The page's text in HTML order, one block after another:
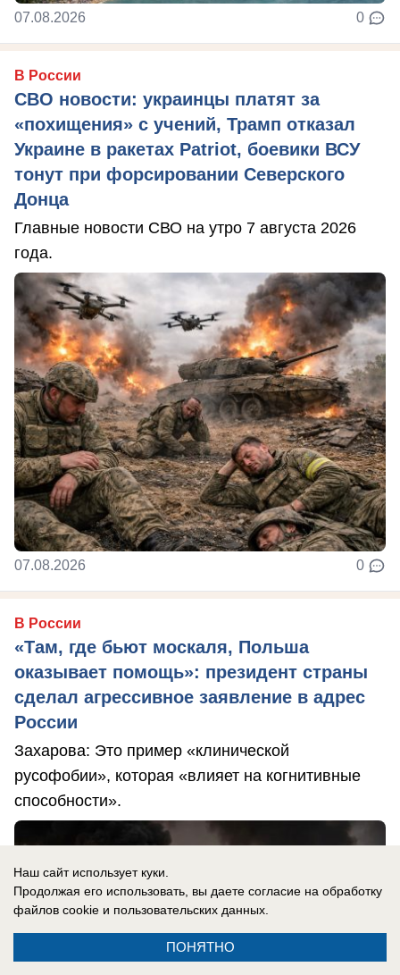
07.08.2026 0
В России
СВО новости: украинцы платят за
«похищения» с учений, Трамп отказал
Украине в ракетах Patriot, боевики ВСУ
тонут при форсировании Северского
Донца
Главные новости СВО на утро 7 августа 2026
года.
07.08.2026 0
В России
«Там, где бьют москаля, Польша
оказывает помощь»: президент страны
сделал агрессивное заявление в адрес
России
Захарова: Это пример «клинической
русофобии», которая «влияет на когнитивные
способности».
Наш сайт использует куки.
Продолжая его использовать, вы даете согласие на обработку
файлов cookie и пользовательских данных.
ПОНЯТНО